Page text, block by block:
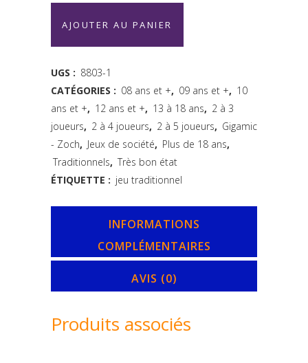
Zoch
-
en
français
quantity
AJOUTER AU PANIER
UGS : 8803-1
CATÉGORIES : 08 ans et +, 09 ans et +, 10
ans et +, 12 ans et +, 13 à 18 ans, 2 à 3
joueurs, 2 à 4 joueurs, 2 à 5 joueurs, Gigamic
- Zoch, Jeux de société, Plus de 18 ans,
Traditionnels, Très bon état
ÉTIQUETTE : jeu traditionnel
INFORMATIONS
COMPLÉMENTAIRES
AVIS (0)
Produits associés